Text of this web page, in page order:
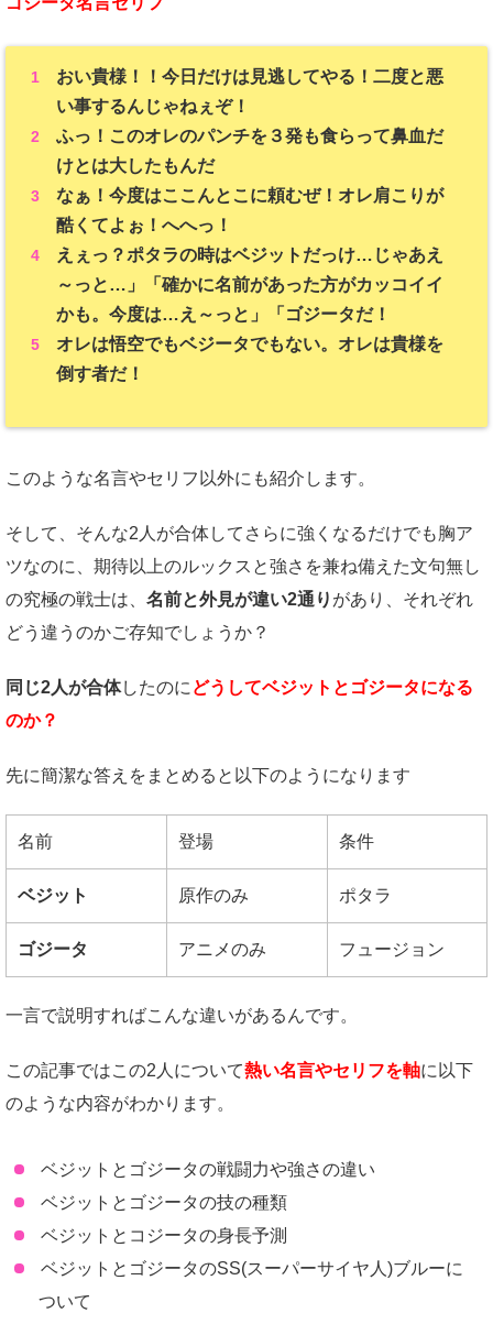
おい貴様！！今日だけは見逃してやる！二度と悪
い事するんじゃねぇぞ！
ふっ！このオレのパンチを３発も食らって鼻血だ
けとは大したもんだ
なぁ！今度はここんとこに頼むぜ！オレ肩こりが
酷くてよぉ！へへっ！
えぇっ？ポタラの時はベジットだっけ…じゃあえ
～っと…」「確かに名前があった方がカッコイイ
かも。今度は…え～っと」「ゴジータだ！
オレは悟空でもベジータでもない。オレは貴様を
倒す者だ！
このような名言やセリフ以外にも紹介します。
そして、そんな2人が合体してさらに強くなるだけでも胸ア
ツなのに、期待以上のルックスと強さを兼ね備えた文句無し
の究極の戦士は、 名前と外見が違い2通り があり、それぞれ
どう違うのかご存知でしょうか？
同じ2人が合体したのに どうしてベジットとゴジータになる
のか？
先に簡潔な答えをまとめると以下のようになります
名前 登場 条件
ベジット 原作のみ ポタラ
ゴジータ アニメのみ フュージョン
一言で説明すればこんな違いがあるんです。
この記事ではこの2人について熱い名言やセリフを軸に以下
のような内容がわかります。
ベジットとゴジータの戦闘力や強さの違い
ベジットとゴジータの技の種類
ベジットとコジータの身長予測
ベジットとゴジータのSS(スーパーサイヤ人)ブルーに
ついて